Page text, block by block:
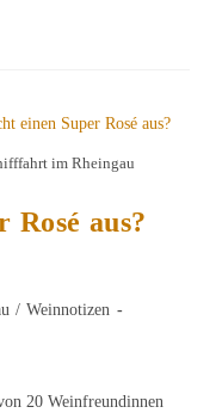
im Rheingau
Rosé aus?
/ Weinnotizen
20 Weinfreundinnen